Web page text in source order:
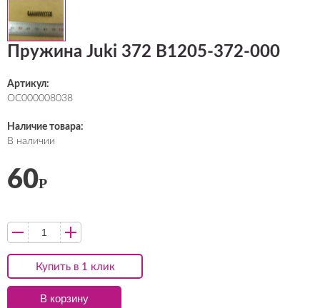
Пружина Juki 372 B1205-372-000
Артикул:
ОС000008038
Наличие товара:
В наличии
Купить в 1 клик
60Р
В корзину